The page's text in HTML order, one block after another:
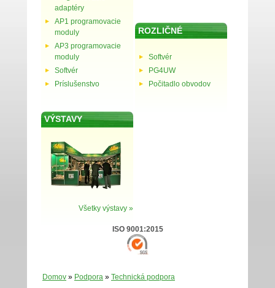
adaptéry
AP1 programovacie
moduly
AP3 programovacie
moduly
Softvér
Príslušenstvo
ROZLIČNÉ
Softvér
PG4UW
Počitadlo obvodov
VÝSTAVY
Všetky výstavy »
ISO 9001:2015
Domov » Podpora » Technická podpora